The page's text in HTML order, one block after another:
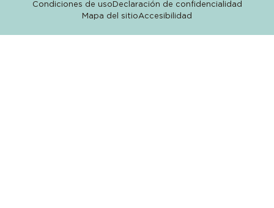
Condiciones de uso Declaración de confidencialidad
Mapa del sitioAccesibilidad